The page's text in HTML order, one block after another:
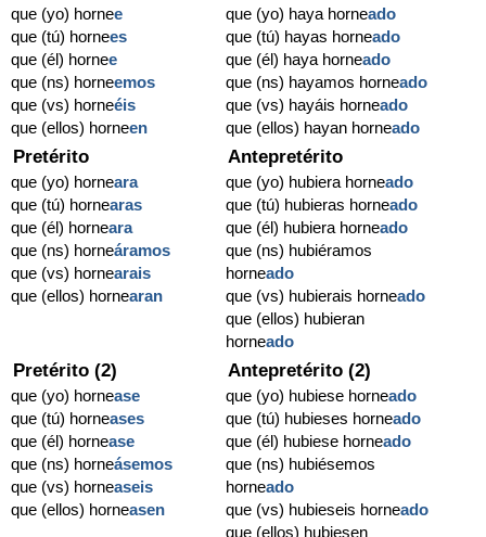
que (yo) hornee
que (tú) hornees
que (él) hornee
que (ns) horneemos
que (vs) horneéis
que (ellos) horneen
que (yo) haya horneado
que (tú) hayas horneado
que (él) haya horneado
que (ns) hayamos horneado
que (vs) hayáis horneado
que (ellos) hayan horneado
Pretérito
que (yo) horneara
que (tú) hornearas
que (él) horneara
que (ns) horneáramos
que (vs) hornearais
que (ellos) hornearan
Antepretérito
que (yo) hubiera horneado
que (tú) hubieras horneado
que (él) hubiera horneado
que (ns) hubiéramos
horneado
que (vs) hubierais horneado
que (ellos) hubieran
horneado
Pretérito (2)
que (yo) hornease
que (tú) horneases
que (él) hornease
que (ns) horneásemos
que (vs) horneaseis
que (ellos) horneasen
Antepretérito (2)
que (yo) hubiese horneado
que (tú) hubieses horneado
que (él) hubiese horneado
que (ns) hubiésemos
horneado
que (vs) hubieseis horneado
que (ellos) hubiesen